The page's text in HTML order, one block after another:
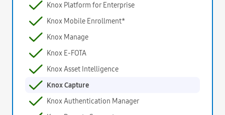
Knox Platform for Enterprise
Knox Mobile Enrollment*
Knox Manage
Knox E-FOTA
Knox Asset Intelligence
Knox Capture
Knox Authentication Manager